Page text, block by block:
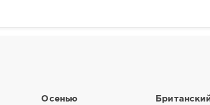
Осенью